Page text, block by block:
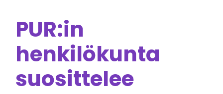
PUR:in
henkilökunta
suosittelee